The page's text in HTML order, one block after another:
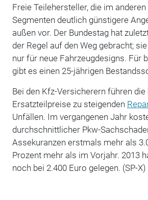
Freie Teilehersteller, die im
Segmenten deutlich günstigere
außen vor. Der Bundestag hat
der Regel auf den Weg gebracht;
nur für neue Fahrzeugdesigns. Für
gibt es einen 25-jährigen
Bei den Kfz-Versicherern führen die
Ersatzteilpreise zu steigenden
Unfällen. Im vergangenen Jahr
durchschnittlicher Pkw-
Assekuranzen erstmals mehr als
Prozent mehr als im Vorjahr. 2013
noch bei 2.400 Euro gelegen. (SP-X)